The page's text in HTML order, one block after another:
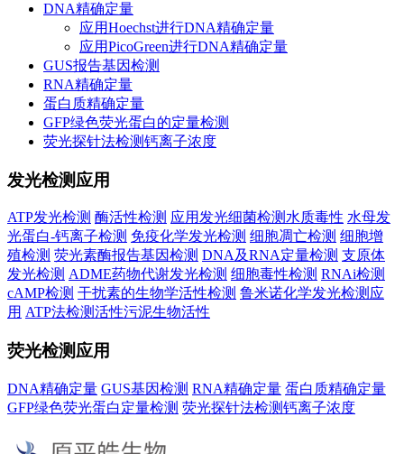
DNA精确定量
应用Hoechst进行DNA精确定量
应用PicoGreen进行DNA精确定量
GUS报告基因检测
RNA精确定量
蛋白质精确定量
GFP绿色荧光蛋白的定量检测
荧光探针法检测钙离子浓度
发光检测应用
ATP发光检测 酶活性检测 应用发光细菌检测水质毒性 水母发
光蛋白-钙离子检测 免疫化学发光检测 细胞凋亡检测 细胞增
殖检测 荧光素酶报告基因检测 DNA及RNA定量检测 支原体
发光检测 ADME药物代谢发光检测 细胞毒性检测 RNAi检测
cAMP检测 干扰素的生物学活性检测 鲁米诺化学发光检测应
用 ATP法检测活性污泥生物活性
荧光检测应用
DNA精确定量 GUS基因检测 RNA精确定量 蛋白质精确定量
GFP绿色荧光蛋白定量检测 荧光探针法检测钙离子浓度